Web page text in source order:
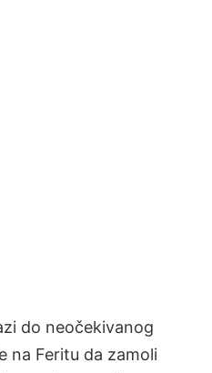
do neočekivanog
na Feritu da zamoli